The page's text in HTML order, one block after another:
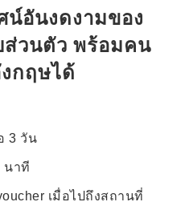
อันงดงามของ
ส่วนตัว พร้อมคน
กฤษได้
3 วัน
นาที
เมื่อไปถึงสถานที่